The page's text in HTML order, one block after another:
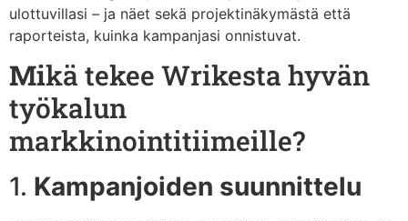
ulottuvillasi – ja näet sekä projektinäkymästä että
raporteista, kuinka kampanjasi onnistuvat.
Mikä tekee Wrikesta hyvän
työkalun
markkinointitiimeille?
1. Kampanjoiden suunnittelu